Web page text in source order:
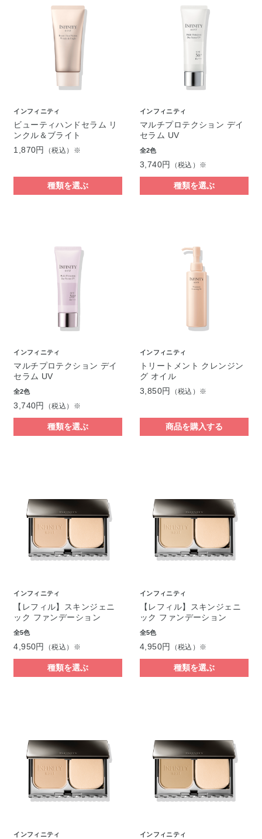
インフィニティ
ビューティハンドセラム リ
ンクル＆ブライト
1,870円
（税込）※
種類を選ぶ
インフィニティ
マルチプロテクション デイ
セラム UV
全2色
3,740円 （税込）※
種類を選ぶ
インフィニティ
マルチプロテクション デイ
セラム UV
全2色
3,740円 （税込）※
種類を選ぶ
インフィニティ
トリートメント クレンジン
グ オイル
3,850円
（税込）※
商品を購入する
インフィニティ
【レフィル】スキンジェニ
ック ファンデーション
全5色
4,950円 （税込）※
種類を選ぶ
インフィニティ
【レフィル】スキンジェニ
ック ファンデーション
全5色
4,950円 （税込）※
種類を選ぶ
インフィニティ インフィニティ